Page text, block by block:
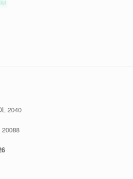
2040
20088